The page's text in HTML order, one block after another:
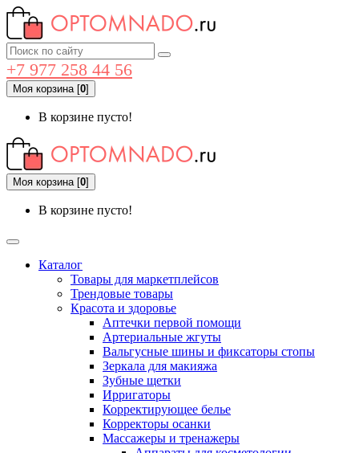
+7 977 258 44 56
Моя корзина[0]
В корзине пусто!
Моя корзина[0]
В корзине пусто!
Каталог
Товары для маркетплейсов
Трендовые товары
Красота и здоровье
Аптечки первой помощи
Артериальные жгуты
Вальгусные шины и фиксаторы стопы
Зеркала для макияжа
Зубные щетки
Ирригаторы
Корректирующее белье
Корректоры осанки
Массажеры и тренажеры